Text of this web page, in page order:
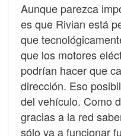
Aunque parezca
es que Rivian está
que
que los motores
podrían hacer que
dirección. Eso
del vehículo. Como
gracias a la red
sólo va a funcionar